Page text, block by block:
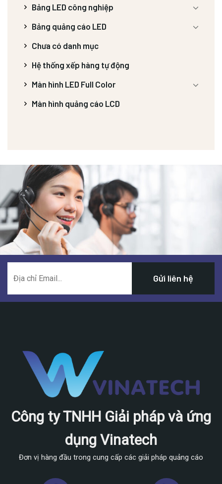
Bảng LED công nghiệp
Bảng quảng cáo LED
Chưa có danh mục
Hệ thống xếp hàng tự động
Màn hình LED Full Color
Màn hình quảng cáo LCD
Công ty TNHH Giải pháp và ứng
dụng Vinatech
Đơn vị hàng đầu trong cung cấp các giải pháp quảng cáo